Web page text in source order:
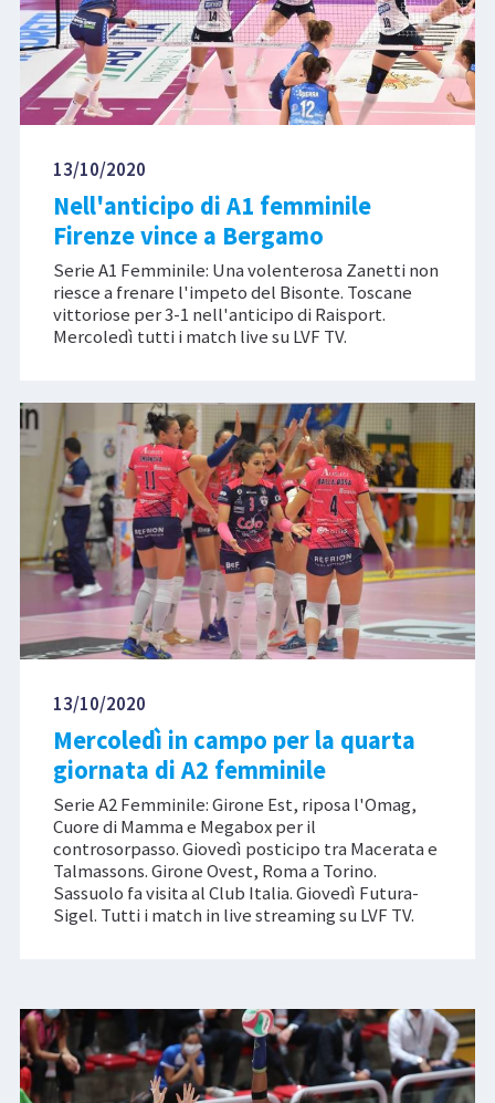
13/10/2020
Nell'anticipo di A1 femminile
Firenze vince a Bergamo
Serie A1 Femminile: Una volenterosa Zanetti non
riesce a frenare l'impeto del Bisonte. Toscane
vittoriose per 3-1 nell'anticipo di Raisport.
Mercoledì tutti i match live su LVF TV.
13/10/2020
Mercoledì in campo per la quarta
giornata di A2 femminile
Serie A2 Femminile: Girone Est, riposa l'Omag,
Cuore di Mamma e Megabox per il
controsorpasso. Giovedì posticipo tra Macerata e
Talmassons. Girone Ovest, Roma a Torino.
Sassuolo fa visita al Club Italia. Giovedì Futura-
Sigel. Tutti i match in live streaming su LVF TV.